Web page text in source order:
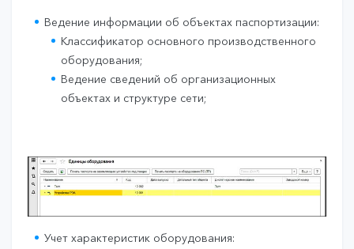
Ведение информации об объектах паспортизации:
Классификатор основного производственного
оборудования;
Ведение сведений об организационных
объектах и структуре сети;
Учет характеристик оборудования: